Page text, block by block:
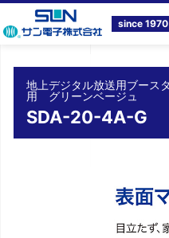
since 1970
トップ 商品情報 テレビ共同受信システム機器
地上デジタル放送用ブース
用 グリーンベージュ
SDA-20-4A-G